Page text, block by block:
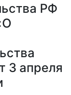
РФ
3 апреля